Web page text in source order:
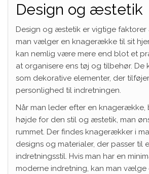
Design og æstetik
Design og æstetik er vigtige faktorer
man vælger en knagerække til sit
kan nemlig være mere end blot et
at organisere ens tøj og tilbehør. De
som dekorative elementer, der
personlighed til indretningen.
Når man leder efter en knagerække,
højde for den stil og æstetik, man
rummet. Der findes knagerækker i
designs og materialer, der passer til
indretningsstil. Hvis man har en
moderne indretning, kan man